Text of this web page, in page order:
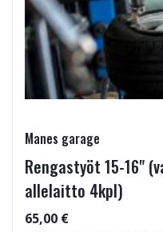
Manes garage
Rengastyöt 15-16"
allelaitto 4kpl)
65,00 €